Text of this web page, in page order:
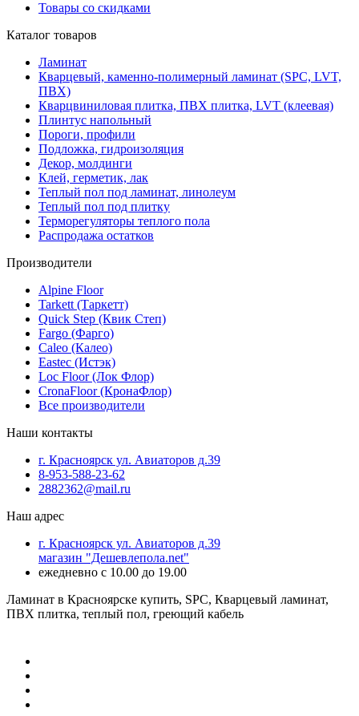
Товары со скидками
Каталог товаров
Ламинат
Кварцевый, каменно-полимерный ламинат (SPC, LVT,
ПВХ)
Кварцвиниловая плитка, ПВХ плитка, LVT (клеевая)
Плинтус напольный
Пороги, профили
Подложка, гидроизоляция
Декор, молдинги
Клей, герметик, лак
Теплый пол под ламинат, линолеум
Теплый пол под плитку
Терморегуляторы теплого пола
Распродажа остатков
Производители
Alpine Floor
Tarkett (Таркетт)
Quick Step (Квик Степ)
Fargo (Фарго)
Caleo (Калео)
Eastec (Истэк)
Loc Floor (Лок Флор)
CronaFloor (КронаФлор)
Все производители
Наши контакты
г. Красноярск ул. Авиаторов д.39
8-953-588-23-62
2882362@mail.ru
Наш адрес
г. Красноярск ул. Авиаторов д.39
магазин "Дешевлепола.net"
ежедневно с 10.00 до 19.00
Ламинат в Красноярске купить, SPC, Кварцевый ламинат,
ПВХ плитка, теплый пол, греющий кабель